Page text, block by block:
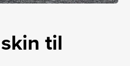
til